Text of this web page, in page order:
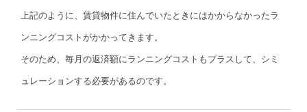
上記のように、賃貸物件に住んでいたときにはかからなかったラ
ンニングコストがかかってきます。
そのため、毎月の返済額にランニングコストもプラスして、シミ
ュレーションする必要があるのです。